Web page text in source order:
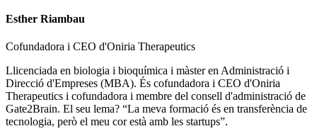
Esther Riambau
Cofundadora i CEO d'Oniria Therapeutics
Llicenciada en biologia i bioquímica i màster en Administració i
Direcció d'Empreses (MBA). És cofundadora i CEO d'Oniria
Therapeutics i cofundadora i membre del consell d'administració de
Gate2Brain. El seu lema? “La meva formació és en transferència de
tecnologia, però el meu cor està amb les startups”.